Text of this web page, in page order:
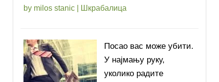
by milos stanic Шкрабалица
Посао вас може убити.
У најмању руку,
уколико радите